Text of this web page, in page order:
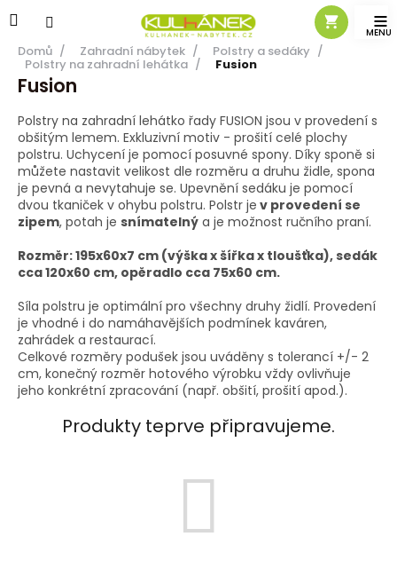
na
Domů / Zahradní nábytek / Polstry a sedáky /
Polstry na zahradní lehátka / Fusion
Fusion
Polstry na zahradní lehátko řady FUSION jsou v provedení s
obšitým lemem. Exkluzivní motiv - prošití celé plochy
polstru. Uchycení je pomocí posuvné spony. Díky sponě si
můžete nastavit velikost dle rozměru a druhu židle, spona
je pevná a nevytahuje se. Upevnění sedáku je pomocí
dvou tkaniček v ohybu polstru. Polstr je v provedení se
zipem, potah je snímatelný a je možnost ručního praní.
Rozměr: 195x60x7 cm (výška x šířka x tloušťka), sedák
cca 120x60 cm, opěradlo cca 75x60 cm.
Síla polstru je optimální pro všechny druhy židlí. Provedení
je vhodné i do namáhavějších podmínek kaváren,
zahrádek a restaurací.
Celkové rozměry podušek jsou uváděny s tolerancí +/- 2
cm, konečný rozměr hotového výrobku vždy ovlivňuje
jeho konkrétní zpracování (např. obšití, prošití apod.).
Produkty teprve připravujeme.